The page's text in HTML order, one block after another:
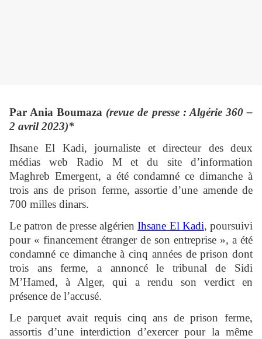
Par Ania Boumaza (revue de presse : Algérie 360 –
2 avril 2023)*
Ihsane El Kadi, journaliste et directeur des deux
médias web Radio M et du site d’information
Maghreb Emergent, a été condamné ce dimanche à
trois ans de prison ferme, assortie d’une amende de
700 milles dinars.
Le patron de presse algérienIhsane El Kadi, poursuivi
pour « financement étranger de son entreprise », a été
condamné ce dimanche à cinq années de prison dont
trois ans ferme, a annoncé le tribunal de Sidi
M’Hamed, à Alger, qui a rendu son verdict en
présence de l’accusé.
Le parquet avait requis cinq ans de prison ferme,
assortis d’une interdiction d’exercer pour la même